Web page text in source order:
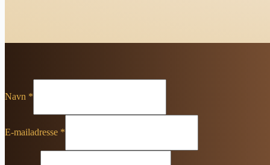
Navn *
E-mailadresse *